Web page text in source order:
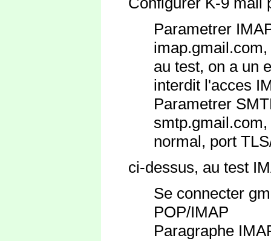
Parametrer
au test, on a un
interdit l'acces
Parametrer
normal, port
ci-dessus, au test
Se connecter
POP/IMAP
Paragraphe